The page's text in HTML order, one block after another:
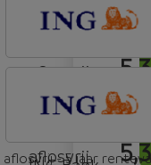
Allianz
aflosvrij
Basis (Incl.
aflosvrij
aflosvrij - 5 jaar